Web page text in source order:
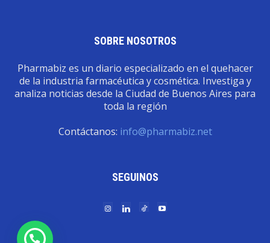
SOBRE NOSOTROS
Pharmabiz es un diario especializado en el quehacer
de la industria farmacéutica y cosmética. Investiga y
analiza noticias desde la Ciudad de Buenos Aires para
toda la región
Contáctanos: info@pharmabiz.net
SEGUINOS